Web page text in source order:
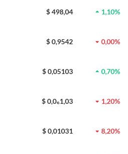
$ 498,04 1,10%
$ 0,9542 0,00%
$ 0,05103 0,70%
$ 0,0₆1,03 1,20%
$ 0,01031 8,20%